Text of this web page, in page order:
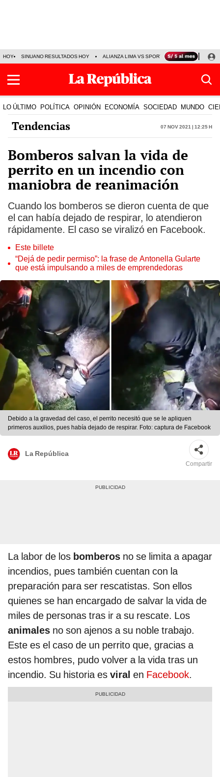
HOY SINUANO RESULTADOS HOY ALIANZA LIMA VS SPORT BOYS JORGE
LO ÚLTIMO POLÍTICA OPINIÓN ECONOMÍA SOCIEDAD MUNDO
Tendencias 07 Nov 2021 | 12:25 h
Bomberos salvan la vida de
perrito en un incendio con
maniobra de reanimación
Cuando los bomberos se dieron cuenta de que
el can había dejado de respirar, lo atendieron
rápidamente. El caso se viralizó en Facebook.
Este billete
“Dejá de pedir permiso”: la frase de Antonella Gularte
que está impulsando a miles de emprendedoras
Debido a la gravedad del caso, el perrito necesitó que se le apliquen
primeros auxilios, pues había dejado de respirar. Foto: captura de Facebook
La República
Compartir
La labor de los bomberos no se limita a apagar
incendios, pues también cuentan con la
preparación para ser rescatistas. Son ellos
quienes se han encargado de salvar la vida de
miles de personas tras ir a su rescate. Los
animales no son ajenos a su noble trabajo.
Este es el caso de un perrito que, gracias a
estos hombres, pudo volver a la vida tras un
incendio. Su historia es viral en Facebook.